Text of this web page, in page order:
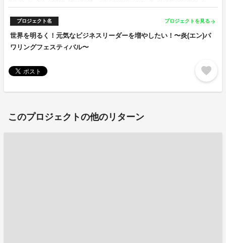
プロジェクト名 プロジェクトを見る arrow_forward
世界を明るく！元気なビジネスリーダーを増やしたい！〜炎(エン)パ
ワリングフェスティバル〜
favorite
このプロジェクトの他のリターン